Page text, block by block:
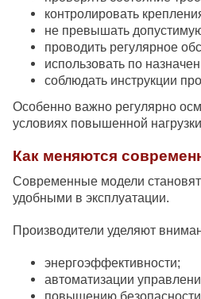
контролировать
не превышать
проводить регулярное
использовать по
соблюдать инструкции
Особенно важно регулярно
условиях повышенной
Как меняются
Современные модели
удобными в эксплуатации.
Производители уделяют
энергоэффективности;
автоматизации
повышению